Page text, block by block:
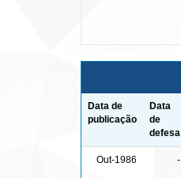
Data de
publicação
Data
de
defesa
Out-1986 -